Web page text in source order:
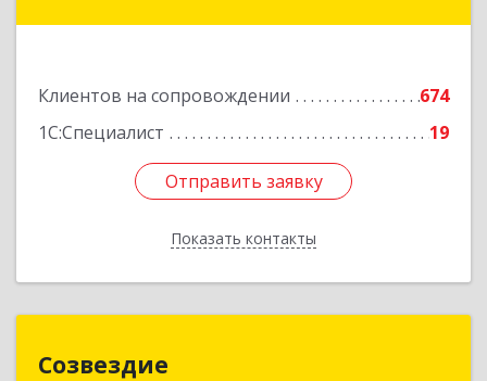
Клиентов на сопровождении
674
1С:Специалист
19
Отправить заявку
Показать контакты
Отправить заявку
Назад
Созвездие